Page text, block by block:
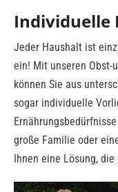
Individuelle
Jeder Haushalt ist
ein! Mit unseren Obst-
können Sie aus
sogar individuelle
große Familie oder
Ihnen eine Lösung,